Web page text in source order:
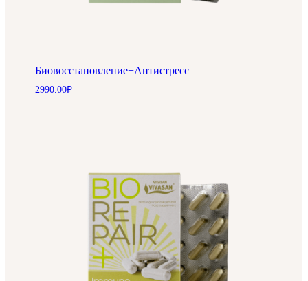
Биовосстановление+Антистресс
2990.00₽